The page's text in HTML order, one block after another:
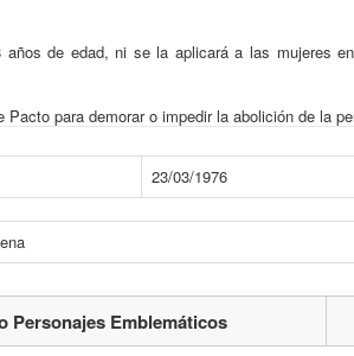
de edad, ni se la aplicará a las mujeres
para demorar o impedir la abolición de la
23/03/1976
Personajes Emblemáticos